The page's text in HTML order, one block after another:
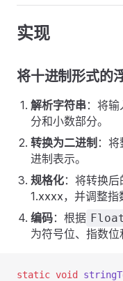
实现
将十进制形式的
解析字符串 ：将
分和小数部分。
转换为二进制 ：
进制表示。
规格化：将转换
1.xxxx，并调整指
编码：根据
为符号位、指数位
static void